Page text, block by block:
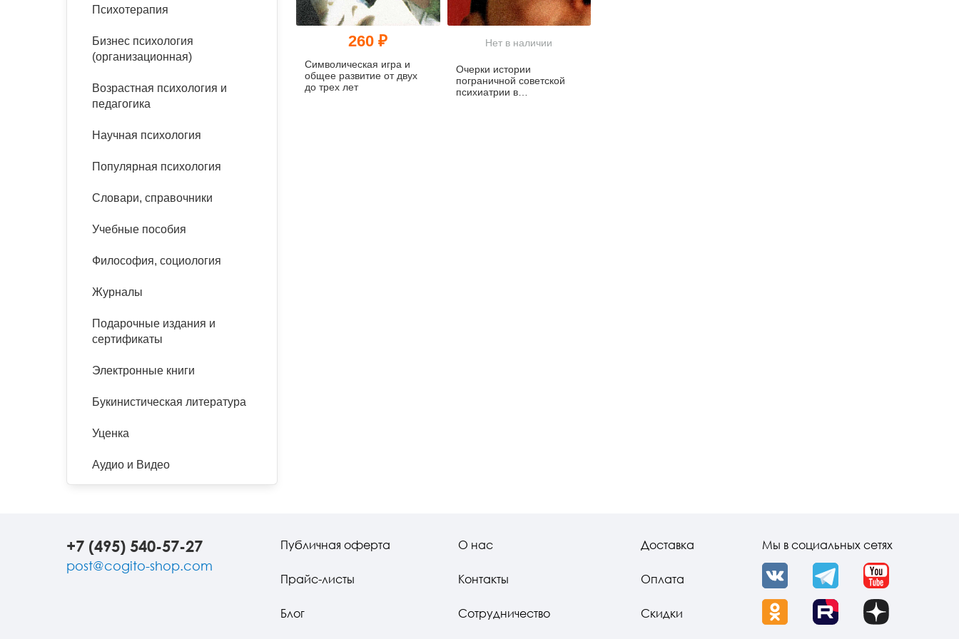
панические атаки
Психодрама
Сказкотерапия
психотерапии
Классический, эриксоновский
эргономика
Социальная психология
Психология развития
организационная психология
психоанализ
Психотерапия
Бизнес психология
(организационная)
Возрастная психология и
педагогика
Научная психология
Популярная психология
Словари, справочники
Учебные пособия
Философия, социология
Журналы
Подарочные издания и
сертификаты
Электронные книги
Букинистическая литература
Уценка
Аудио и Видео
260 ₽
Символическая игра и
общее развитие от двух
до трех лет
Нет в наличии
Очерки истории
пограничной советской
психиатрии в
+7 (495) 540-57-27
post@cogito-shop.com
Публичная оферта
Прайс-листы
Блог
О нас
Контакты
Сотрудничество
Доставка
Оплата
Скидки
Мы в социальных сетях
VK Telegram YouTube
OK Rutube Dzen